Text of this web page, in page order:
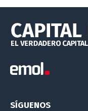
SÍGUENOS